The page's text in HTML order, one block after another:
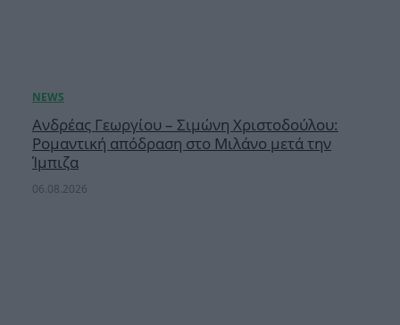
Ανδρέας Γεωργίου – Σιμώνη Χριστοδούλου:
Ρομαντική απόδραση στο Μιλάνο μετά την
Ίμπιζα
06.08.2026